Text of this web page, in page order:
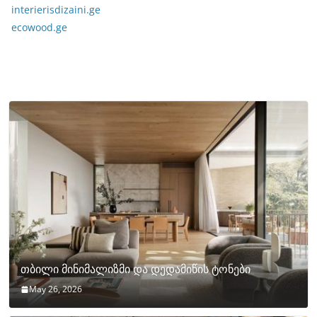
interierisdizaini.ge
ecowood.ge
თბილი მინიმალიზმი და დედამიწის ტონები
May 26, 2026